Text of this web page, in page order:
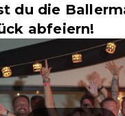
du die
abfeiern!